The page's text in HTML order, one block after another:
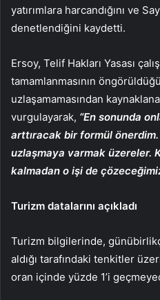
yatırımlara harcandığını ve
denetlendiğini kaydetti.
Ersoy, Telif Hakları Yasası
tamamlanmasının
uzlaşamamasından
vurgulayarak, “En sonunda
arttıracak bir formül
uzlaşmaya varmak üzereler.
kalmadan o işi de
Turizm datalarını açıkladı
Turizm bilgilerinde,
aldığı tarafındaki tenkitler
oran içinde yüzde 1’i